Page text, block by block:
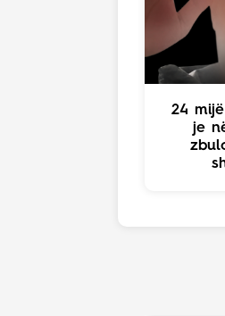
24
je